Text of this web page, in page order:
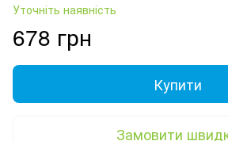
Уточніть наявність
678 грн
Купити
Замовити